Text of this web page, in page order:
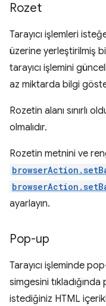
Rozet
Tarayıcı işlemleri
üzerine yerleştirilmiş
tarayıcı işlemini
az miktarda bilgi
Rozetin alanı sınırlı
olmalıdır.
Rozetin metnini ve
ayarlayın.
Pop-up
Tarayıcı işleminde
simgesini
istediğiniz HTML